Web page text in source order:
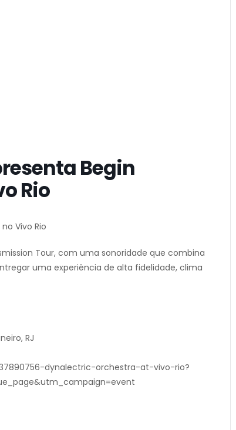
Begin
Rio
Vivo Rio
Tour, com uma sonoridade que combina
uma experiência de alta fidelidade, clima
RJ
dynalectric-orchestra-at-vivo-rio?